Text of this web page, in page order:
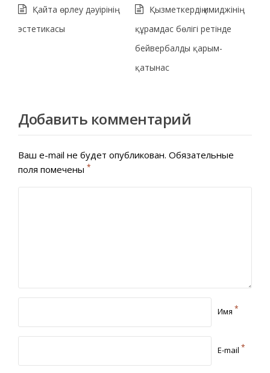
Қайта өрлеу дәуірінің
эстетикасы
Қызметкердің имиджінің
құрамдас бөлігі ретінде
бейвербалды қарым-
қатынас
Добавить комментарий
Ваш e-mail не будет опубликован. Обязательные
поля помечены *
Имя *
E-mail *